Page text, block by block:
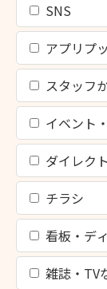
SNS
アプリプ
スタッフ
イベント
ダイレク
チラシ
看板・デ
雑誌・TV